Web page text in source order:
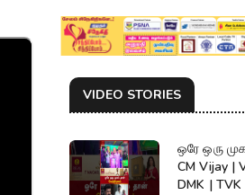
VIDEO STORIES
ஒரே ஒரு
CM Vijay |
DMK |